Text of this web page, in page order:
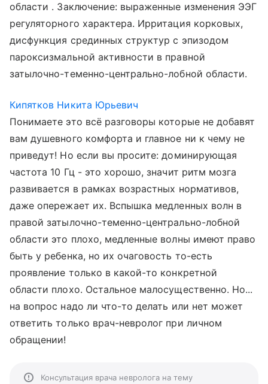
области . Заключение: выраженные изменения ЭЭГ
регуляторного характера. Ирритация корковых,
дисфункция срединных структур с эпизодом
пароксизмальной активности в правной
затылочно-теменно-центрально-лобной области.
Кипятков Никита Юрьевич
Понимаете это всё разговоры которые не добавят
вам душевного комфорта и главное ни к чему не
приведут! Но если вы просите: доминирующая
частота 10 Гц - это хорошо, значит ритм мозга
развивается в рамках возрастных нормативов,
даже опережает их. Вспышка медленных волн в
правой затылочно-теменно-центрально-лобной
области это плохо, медленные волны имеют право
быть у ребенка, но их очаговость то-есть
проявление только в какой-то конкретной
области плохо. Остальное малосущественно. Но...
на вопрос надо ли что-то делать или нет может
ответить только врач-невролог при личном
обращении!
Консультация врача невролога на тему